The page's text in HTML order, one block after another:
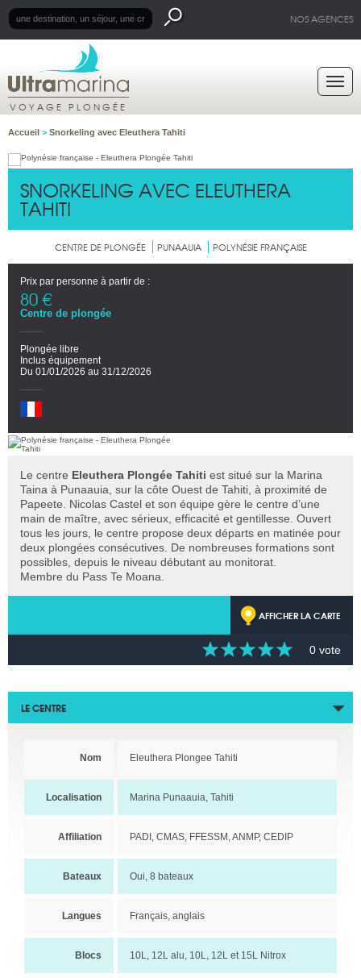
NOS AGENCES
VOYAGE PLONGÉE
Accueil > Snorkeling avec Eleuthera Tahiti
SNORKELING AVEC ELEUTHERA
TAHITI
CENTRE DE PLONGÉE PUNAAUIA POLYNÉSIE FRANÇAISE
Prix par personne à partir de :
80 €
Centre de plongée
Plongée libre
Inclus équipement
Du 01/01/2026 au 31/12/2026
Le centre Eleuthera Plongée Tahiti est situé sur la Marina
Taina à Punaauia, sur la côte Ouest de Tahiti, à proximité de
Papeete. Nicolas Castel et son équipe gère le centre d’une
main de maître, avec sérieux, efficacité et gentillesse. Ouvert
tous les jours, le centre propose deux départs en matinée pour
deux plongées consécutives. De nombreuses formations sont
possibles, depuis le niveau débutant au monitorat.
Membre du Pass Te Moana.
AFFICHER LA CARTE
0 vote
LE CENTRE
Nom Eleuthera Plongee Tahiti
Localisation Marina Punaauia, Tahiti
Affiliation PADI, CMAS, FFESSM, ANMP, CEDIP
Bateaux Oui, 8 bateaux
Langues Français, anglais
Blocs 10L, 12L alu, 10L, 12L et 15L Nitrox